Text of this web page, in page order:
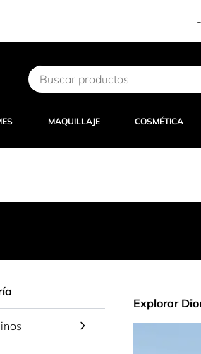
MAQUILLAJE COSMÉTICA
Explorar